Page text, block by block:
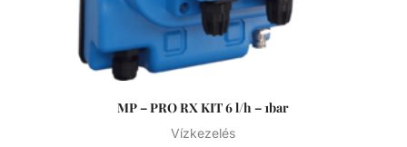
MP – PRO RX KIT 6 l/h – 1bar
Vízkezelés